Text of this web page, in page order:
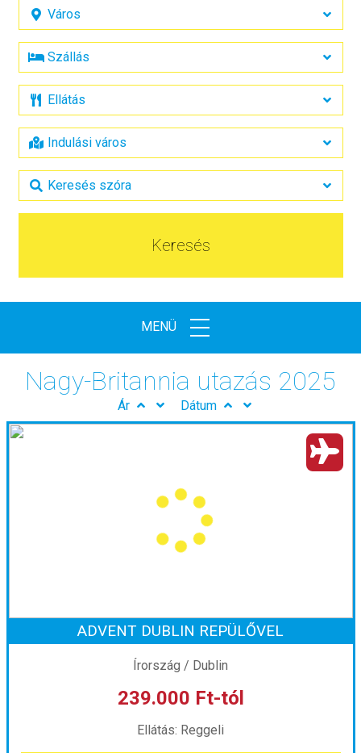
Keresés
MENÜ
Nagy-Britannia utazás 2025
Ár Dátum
ADVENT DUBLIN REPÜLŐVEL
Írország / Dublin
239.000 Ft-tól
Ellátás: Reggeli